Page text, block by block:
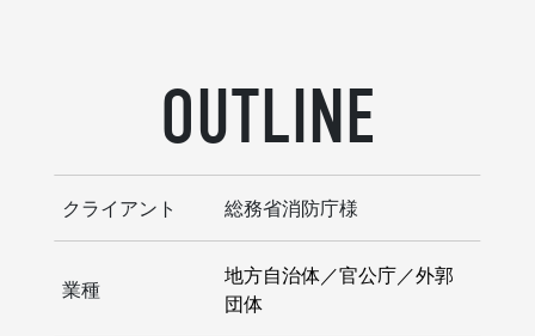
OUTLINE
クライアント 総務省消防庁様
業種
地方自治体／官公庁／外郭
団体